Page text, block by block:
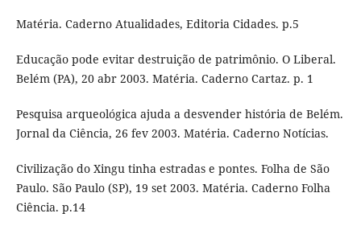
Matéria. Caderno Atualidades, Editoria Cidades. p.5
Educação pode evitar destruição de patrimônio. O Liberal.
Belém (PA), 20 abr 2003. Matéria. Caderno Cartaz. p. 1
Pesquisa arqueológica ajuda a desvender história de Belém.
Jornal da Ciência, 26 fev 2003. Matéria. Caderno Notícias.
Civilização do Xingu tinha estradas e pontes. Folha de São
Paulo. São Paulo (SP), 19 set 2003. Matéria. Caderno Folha
Ciência. p.14